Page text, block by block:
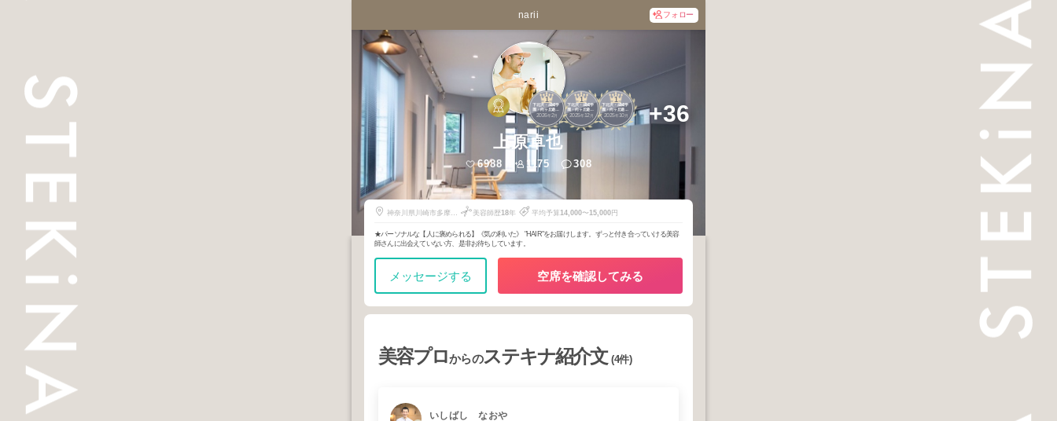
narii フォロー
1
下北沢・成城学
園・向ヶ丘遊
園・新百合ヶ丘
2026年2月
1
下北沢・成城学
園・向ヶ丘遊
園・新百合ヶ丘
2025年 12月
1
下北沢・成城学
園・向ヶ丘遊
園・新百合ヶ丘
2025年 10月 +36
上原卓也
6988 1175 308
神奈川県川崎市多摩区
美容師歴18年 平均予算14,000〜15,000円
★パーソナルな【人に褒められる】《気の利いた》 "HAIR"をお届けします。ずっと付き合っていける美容
師さんに出会えていない方、是非お待ちしています。
メッセージする 空席を確認してみる
美容プロからのステキナ紹介文(4件)
いしばし なおや